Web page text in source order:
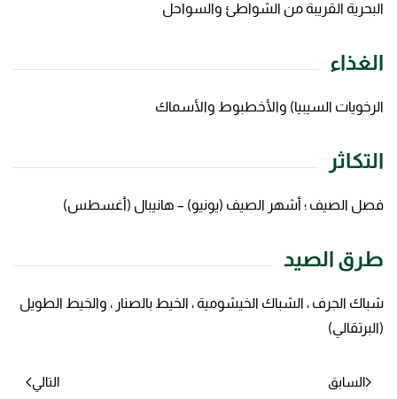
البحرية القريبة من الشواطئ والسواحل
الغذاء
الرخويات السيبيا) والأخطبوط والأسماك
التكاثر
فصل الصيف ؛ أشهر الصيف (يونيو) – هانيبال (أغسطس)
طرق الصيد
شباك الجرف ، الشباك الخيشومية ، الخيط بالصنار ، والخيط الطويل
(البرتقالي)
السابق التالي